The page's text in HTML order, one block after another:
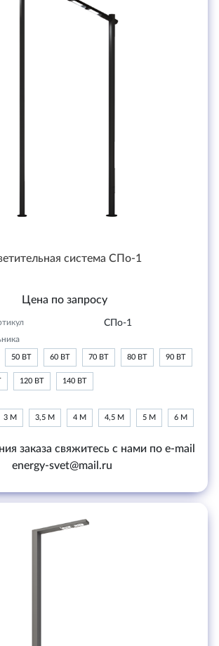
система СПо-1
Цена по запросу
СПо-1
50 ВТ 60 ВТ 70 ВТ 80 ВТ 90 ВТ
120 ВТ 140 ВТ
3 М 3,5 М 4 М 4,5 М 5 М 6 М
заказа свяжитесь с нами по e-mail
energy-svet@mail.ru